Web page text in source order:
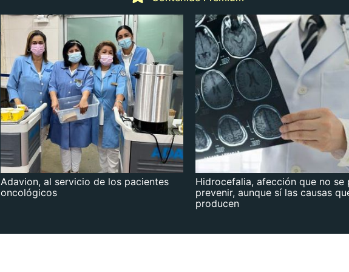
Adavion, al servicio de los pacientes
oncológicos
Hidrocefalia, afección que no se
prevenir, aunque sí las causas
producen